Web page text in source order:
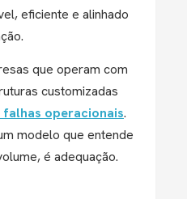
eficiente e alinhado
que operam com
customizadas
falhas operacionais.
modelo que entende
é adequação.